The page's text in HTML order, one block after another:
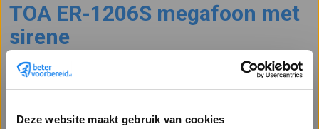
Deze website maakt gebruik van cookies
TOA ER-1206S megafoon met
sirene
TOA ER-1206S is een spatwaterdichte megafoon met sirene die
waardoor er meer aandacht is voor het gesproken bericht.